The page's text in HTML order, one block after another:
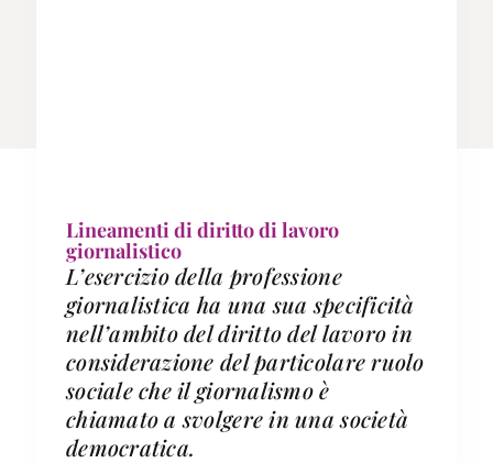
Lineamenti di diritto di lavoro
giornalistico
L’esercizio della professione
giornalistica ha una sua specificità
nell’ambito del diritto del lavoro in
considerazione del particolare ruolo
sociale che il giornalismo è
chiamato a svolgere in una società
democratica.